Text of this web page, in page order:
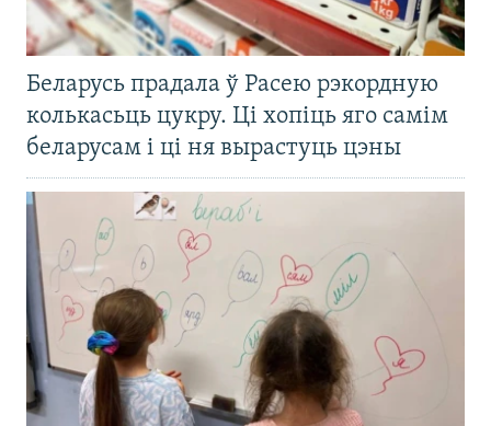
Беларусь прадала ў Расею рэкордную
колькасьць цукру. Ці хопіць яго самім
беларусам і ці ня вырастуць цэны